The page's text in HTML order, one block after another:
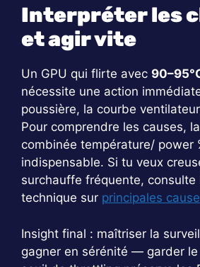
Interpréter les
et agir vite
Un GPU qui flirte avec
nécessite une action
poussière, la courbe
Pour comprendre les causes,
combinée température/ power
indispensable. Si tu veux
surchauffe fréquente, consulte
technique sur principales
Insight final : maîtriser la
gagner en sérénité — garder le